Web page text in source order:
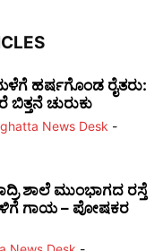
ಹರ್ಷಗೊಂಡ ರೈತರು:
ಚುರುಕು
News Desk -
ಶಾಲೆ ಮುಂಭಾಗದ ರಸ್ತೆ
ಗಾಯ – ಪೋಷಕರ